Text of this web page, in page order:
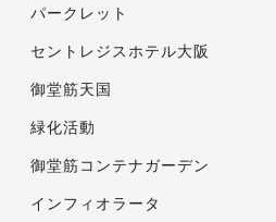
パークレット
セントレジスホテル大阪
御堂筋天国
緑化活動
御堂筋コンテナガーデン
インフィオラータ